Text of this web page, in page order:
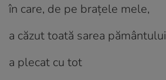
în care, de pe brațele mele,
a căzut toată sarea pământului
a plecat cu tot